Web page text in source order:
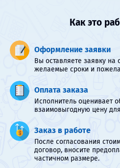
Как это
Оформление заявки
Вы оставляете заявку на
желаемые сроки и
Оплата заказа
Исполнитель оценивает
взаимовыгодную цену
Заказ в работе
После согласования
договор, вносите
частичном размере.